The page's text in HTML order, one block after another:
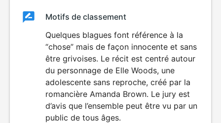
ClassementClassement
Motifs de classement
Quelques blagues font référence à la
“chose” mais de façon innocente et sans
être grivoises. Le récit est centré autour
du personnage de Elle Woods, une
adolescente sans reproche, créé par la
romancière Amanda Brown. Le jury est
d’avis que l’ensemble peut être vu par un
public de tous âges.